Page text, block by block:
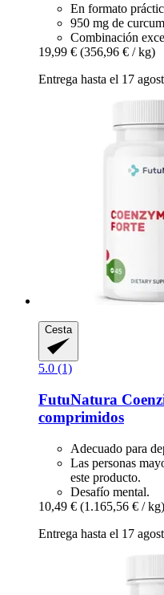
En formato
950 mg de
Combinación
19,99 € (356,96 € / kg)
Entrega hasta el 17
Cesta
5.0 (1)
FutuNatura
comprimidos
Adecuado para
Las personas
este producto.
Desafío mental.
10,49 € (1.165,56 € / kg)
Entrega hasta el 17